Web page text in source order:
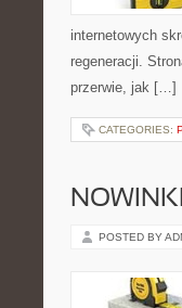
internetowych
regeneracji.
przerwie, jak […]
CATEGORIES:
POSTED BY